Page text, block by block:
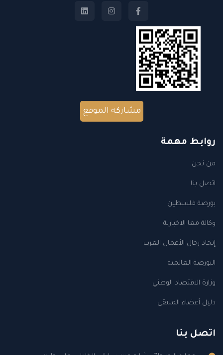
مشاركة الموقع
روابط مهمة
من نحن
اتصل بنا
بورصة فلسطين
وكالة معا الاخبارية
إتحاد رجال الأعمال العرب
البورصة العالمية
وزارة الاقتصاد الوطني
دليل أعضاء الملتقى
اتصل بنا